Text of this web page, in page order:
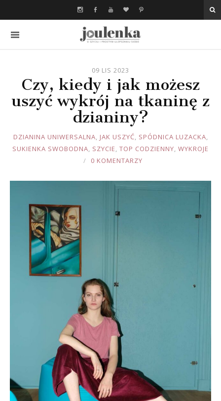
09 LIS 2023
Czy, kiedy i jak możesz
uszyć wykrój na tkaninę z
dzianiny?
JOULE
DZIANINA UNIWERSALNA, JAK USZYĆ, SPÓDNICA LUZACKA,
SUKIENKA SWOBODNA, SZYCIE, TOP CODZIENNY, WYKROJE
0 KOMENTARZY